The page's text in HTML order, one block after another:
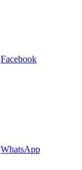
Facebook
WhatsApp